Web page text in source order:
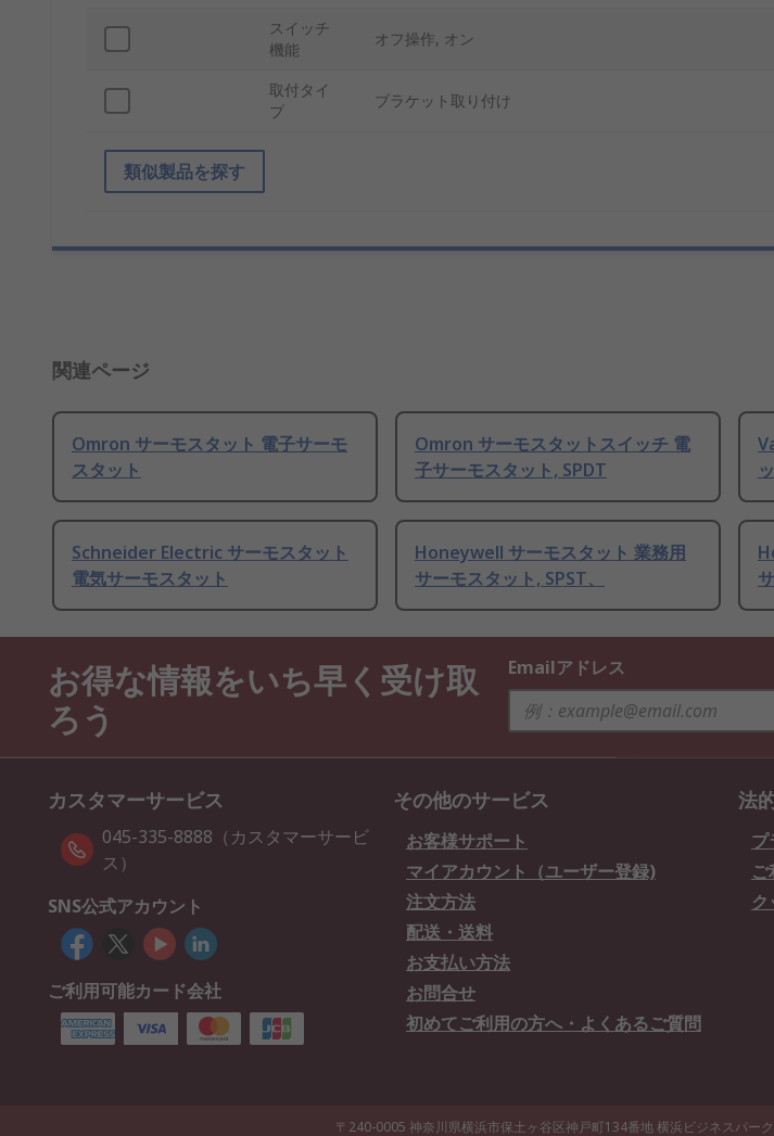
スイッチ
機能
オフ操作, オン
取付タイ
プ
ブラケット取り付け
類似製品を探す
関連ページ
Omron サーモスタット 電子サーモ
スタット
Omron サーモスタットスイッチ 電
子サーモスタット, SPDT
Schneider Electric サーモスタット
電気サーモスタット
Honeywell サーモスタット 業務用
サーモスタット, SPST、
お得な情報をいち早く受け取
ろう
Emailアドレス
カスタマーサービス
045-335-8888（カスタマーサービ
ス）
SNS公式アカウント
ご利用可能カード会社
その他のサービス
お客様サポート
マイアカウント（ユーザー登録)
注文方法
配送・送料
お支払い方法
お問合せ
初めてご利用の方へ・よくあるご質問
法
プ
〒240-0005 神奈川県横浜市保土ヶ谷区神戸町134番地 横浜ビジネスパー